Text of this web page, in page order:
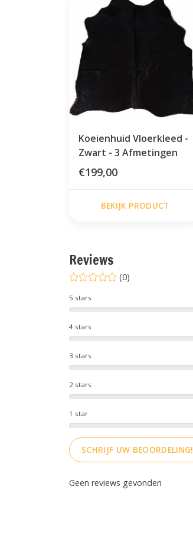
Koeienhuid Vloerkleed -
Zwart - 3 Afmetingen
€199,00
BEKIJK PRODUCT
Reviews
(0)
1 star
2 stars
3 stars
4 stars
5 stars
SCHRIJF UW BEOORDELING!
Geen reviews gevonden